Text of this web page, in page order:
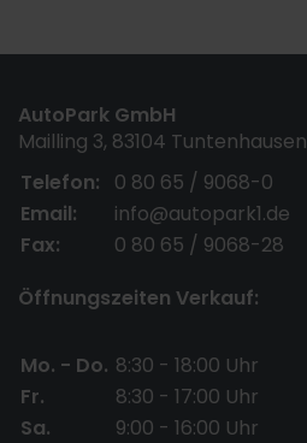
AutoPark GmbH
Mailling 3, 83104 Tuntenhausen
Telefon:
0 80 65 / 9068-0
Email:
info@autopark1.de
Fax:
0 80 65 / 9068-28
Öffnungszeiten Verkauf:
Mo. - Do. 8:30 - 18:00 Uhr
Fr.
8:30 - 17:00 Uhr
Sa.
9:00 - 16:00 Uhr